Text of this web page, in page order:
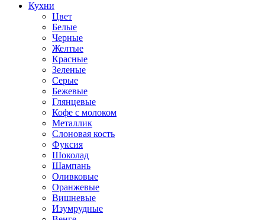
Кухни
Цвет
Белые
Черные
Желтые
Красные
Зеленые
Серые
Бежевые
Глянцевые
Кофе с молоком
Металлик
Слоновая кость
Фуксия
Шоколад
Шампань
Оливковые
Оранжевые
Вишневые
Изумрудные